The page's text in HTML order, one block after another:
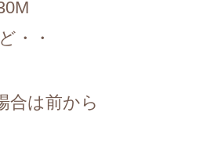
・・
合は前から